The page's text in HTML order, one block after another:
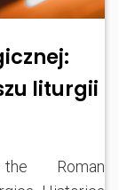
liturgii
Roman